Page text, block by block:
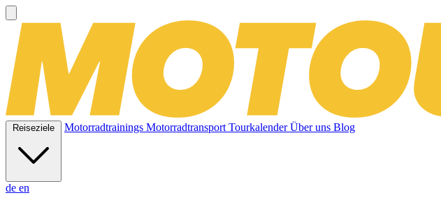
Reiseziele Motorradtrainings Motorradtransport TourkalenderÜber uns Blog
de en